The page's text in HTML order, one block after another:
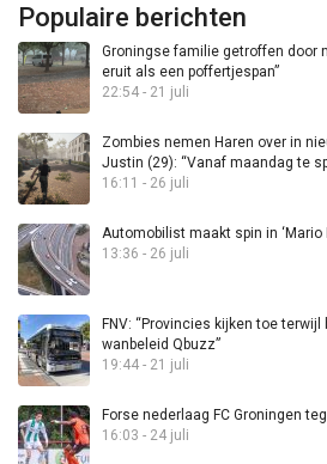
Populaire berichten
Groningse familie getroffen door
eruit als een poffertjespan”
22:54 - 21 juli
Zombies nemen Haren over in
Justin (29): “Vanaf maandag te
16:11 - 26 juli
Automobilist maakt spin in ‘Mario
13:36 - 26 juli
FNV: “Provincies kijken toe
wanbeleid Qbuzz”
19:44 - 21 juli
Forse nederlaag FC Groningen
16:03 - 24 juli